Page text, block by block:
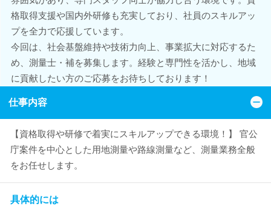
格取得支援や国内外研修も充実しており、社員のスキルアッ
プを全力で応援しています。
今回は、社会基盤維持や技術力向上、事業拡大に対応するた
め、測量士・補を募集します。経験と専門性を活かし、地域
に貢献したい方のご応募をお待ちしております！
仕事内容
【資格取得や研修で着実にスキルアップできる環境！】 官公
庁案件を中心とした用地測量や路線測量など、測量業務全般
をお任せします。
具体的には